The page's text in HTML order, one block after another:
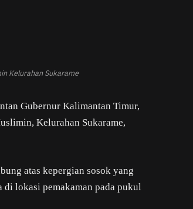
Kelurahan Sukarame
Gubernur Kalimantan Timur,
Kelurahan Sukarame,
atas kepergian sosok yang
lokasi pemakaman pada pukul